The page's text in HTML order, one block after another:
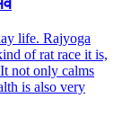
life. Rajyoga
of rat race it is,
not only calms
is also very